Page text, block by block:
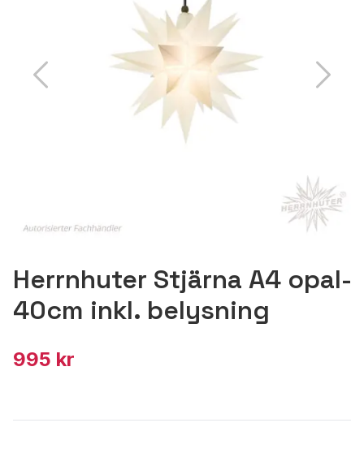
Herrnhuter Stjärna A4 opal-
40cm inkl. belysning
995 kr